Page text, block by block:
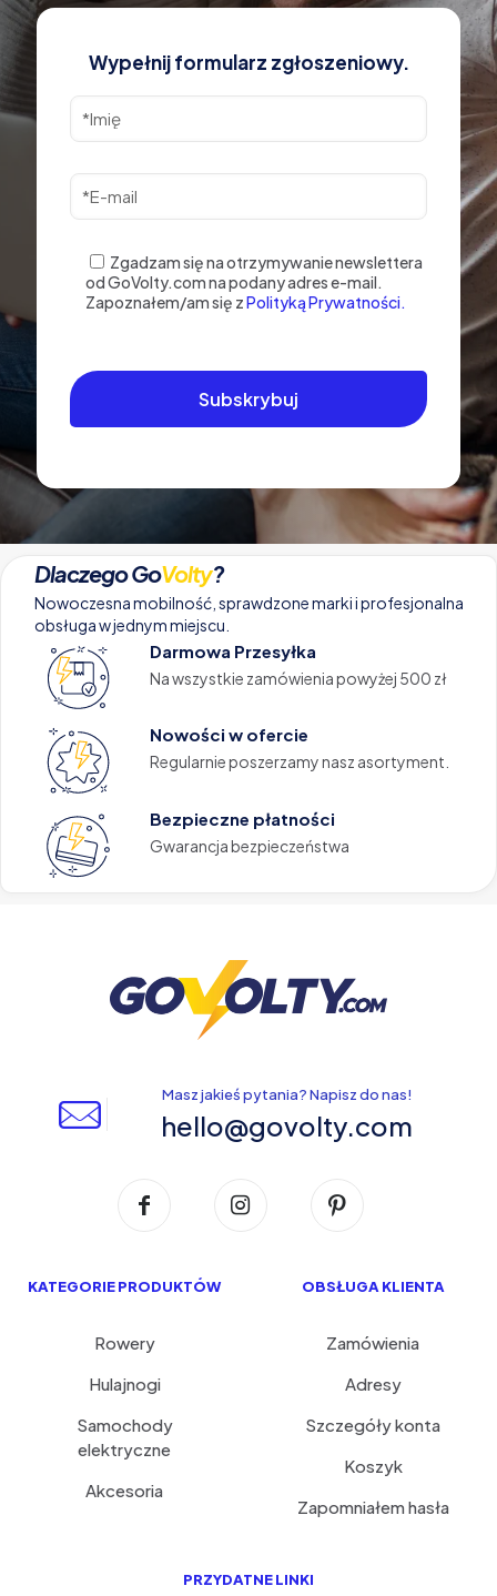
Wypełnij formularz zgłoszeniowy.
Zgadzam się na otrzymywanie newslettera
od GoVolty.com na podany adres e-mail.
Zapoznałem/am się zPolityką Prywatności.
Dlaczego GoVolty?
Nowoczesna mobilność, sprawdzone marki i profesjonalna
obsługa w jednym miejscu.
Darmowa Przesyłka
Na wszystkie zamówienia powyżej 500 zł
Nowości w ofercie
Regularnie poszerzamy nasz asortyment.
Bezpieczne płatności
Gwarancja bezpieczeństwa
Masz jakieś pytania? Napisz do nas!
hello@govolty.com
KATEGORIE PRODUKTÓW
Rowery
Hulajnogi
Samochody
elektryczne
Akcesoria
OBSŁUGA KLIENTA
Zamówienia
Adresy
Szczegóły konta
Koszyk
Zapomniałem hasła
PRZYDATNE LINKI